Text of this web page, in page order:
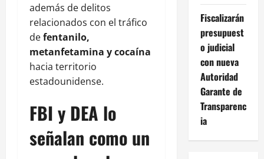
además de delitos
relacionados con el tráfico
defentanilo,
metanfetamina y cocaína
hacia territorio
estadounidense.
FBI y DEA lo
señalan como un
Fiscalizarán
presupuest
o judicial
con nueva
Autoridad
Garante de
Transparenc
ia